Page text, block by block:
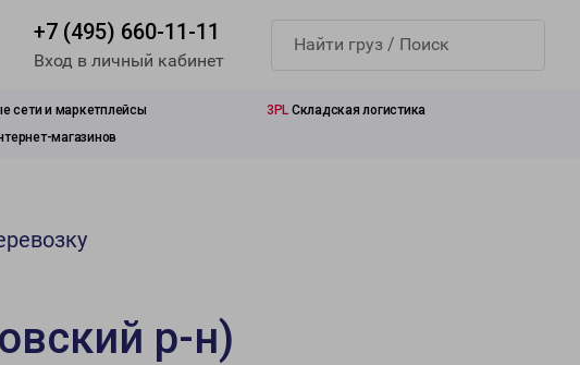
+7 (495) 660-11-11
Вход в личный кабинет
сети и маркетплейсы 3PL Складская логистика
магазинов
р-н)